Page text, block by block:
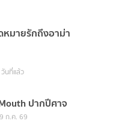
หมายรักถึงอาม่า
นที่แล้ว
ปากปีศาจ
ก.ค. 69